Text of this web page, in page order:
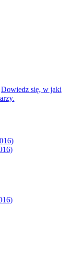
Dowiedz się, w jaki